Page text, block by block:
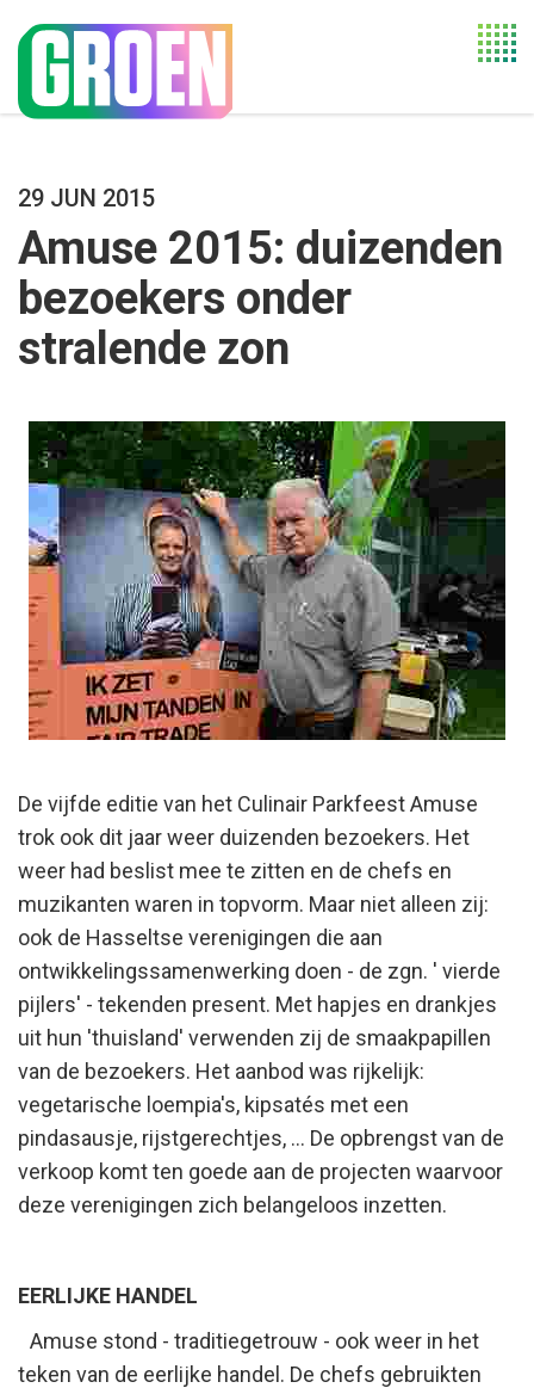
29 JUN 2015
Amuse 2015: duizenden
bezoekers onder
stralende zon
De vijfde editie van het Culinair Parkfeest Amuse
trok ook dit jaar weer duizenden bezoekers. Het
weer had beslist mee te zitten en de chefs en
muzikanten waren in topvorm. Maar niet alleen zij:
ook de Hasseltse verenigingen die aan
ontwikkelingssamenwerking doen - de zgn. ' vierde
pijlers' - tekenden present. Met hapjes en drankjes
uit hun 'thuisland' verwenden zij de smaakpapillen
van de bezoekers. Het aanbod was rijkelijk:
vegetarische loempia's, kipsatés met een
pindasausje, rijstgerechtjes, ... De opbrengst van de
verkoop komt ten goede aan de projecten waarvoor
deze verenigingen zich belangeloos inzetten.
EERLIJKE HANDEL
Amuse stond - traditiegetrouw - ook weer in het
teken van de eerlijke handel. De chefs gebruikten